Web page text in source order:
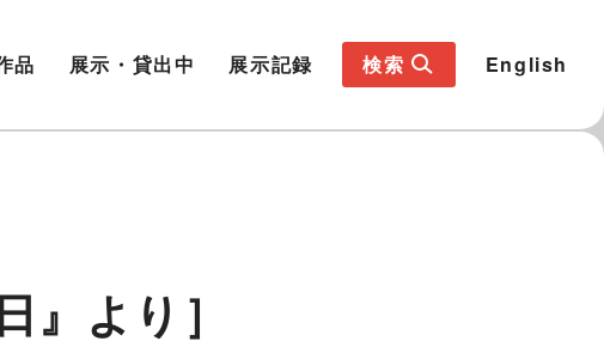
品 展示・貸出中 展示記録 検索 English
より］